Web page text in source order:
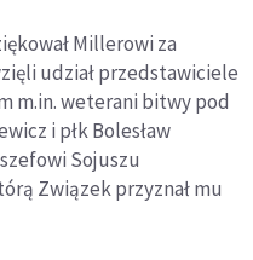
Millerowi za
udział przedstawiciele
m.in. weterani bitwy pod
i płk Bolesław
Sojuszu
Związek przyznał mu